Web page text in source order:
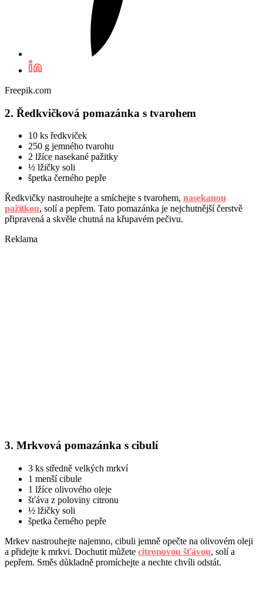
Freepik.com
2. Ředkvičková pomazánka s tvarohem
10 ks ředkviček
250 g jemného tvarohu
2 lžíce nasekané pažitky
½ lžičky soli
špetka černého pepře
Ředkvičky nastrouhejte a smíchejte s tvarohem, nasekanou
pažitkou, solí a pepřem. Tato pomazánka je nejchutnější čerstvě
připravená a skvěle chutná na křupavém pečivu.
Reklama
3. Mrkvová pomazánka s cibulí
3 ks středně velkých mrkví
1 menší cibule
1 lžíce olivového oleje
šťáva z poloviny citronu
½ lžičky soli
špetka černého pepře
Mrkev nastrouhejte najemno, cibuli jemně opečte na olivovém oleji
a přidejte k mrkvi. Dochutit můžete citronovou šťávou, solí a
pepřem. Směs důkladně promíchejte a nechte chvíli odstát.